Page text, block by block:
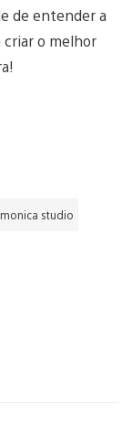
de entender a
criar o melhor
studio